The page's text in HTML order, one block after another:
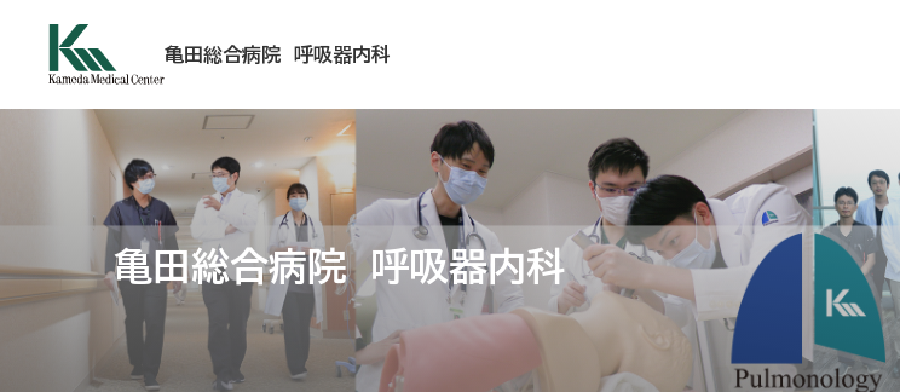
亀田総合病院 呼吸器内科
亀田総合病院 呼吸器内科